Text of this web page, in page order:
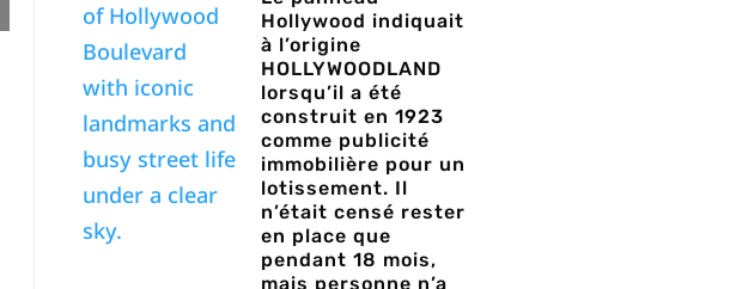
Hollywood indiquait
à l’origine
HOLLYWOODLAND
lorsqu’il a été
construit en 1923
comme publicité
immobilière pour un
lotissement. Il
n’était censé rester
en place que
pendant 18 mois,
mais personne n’a